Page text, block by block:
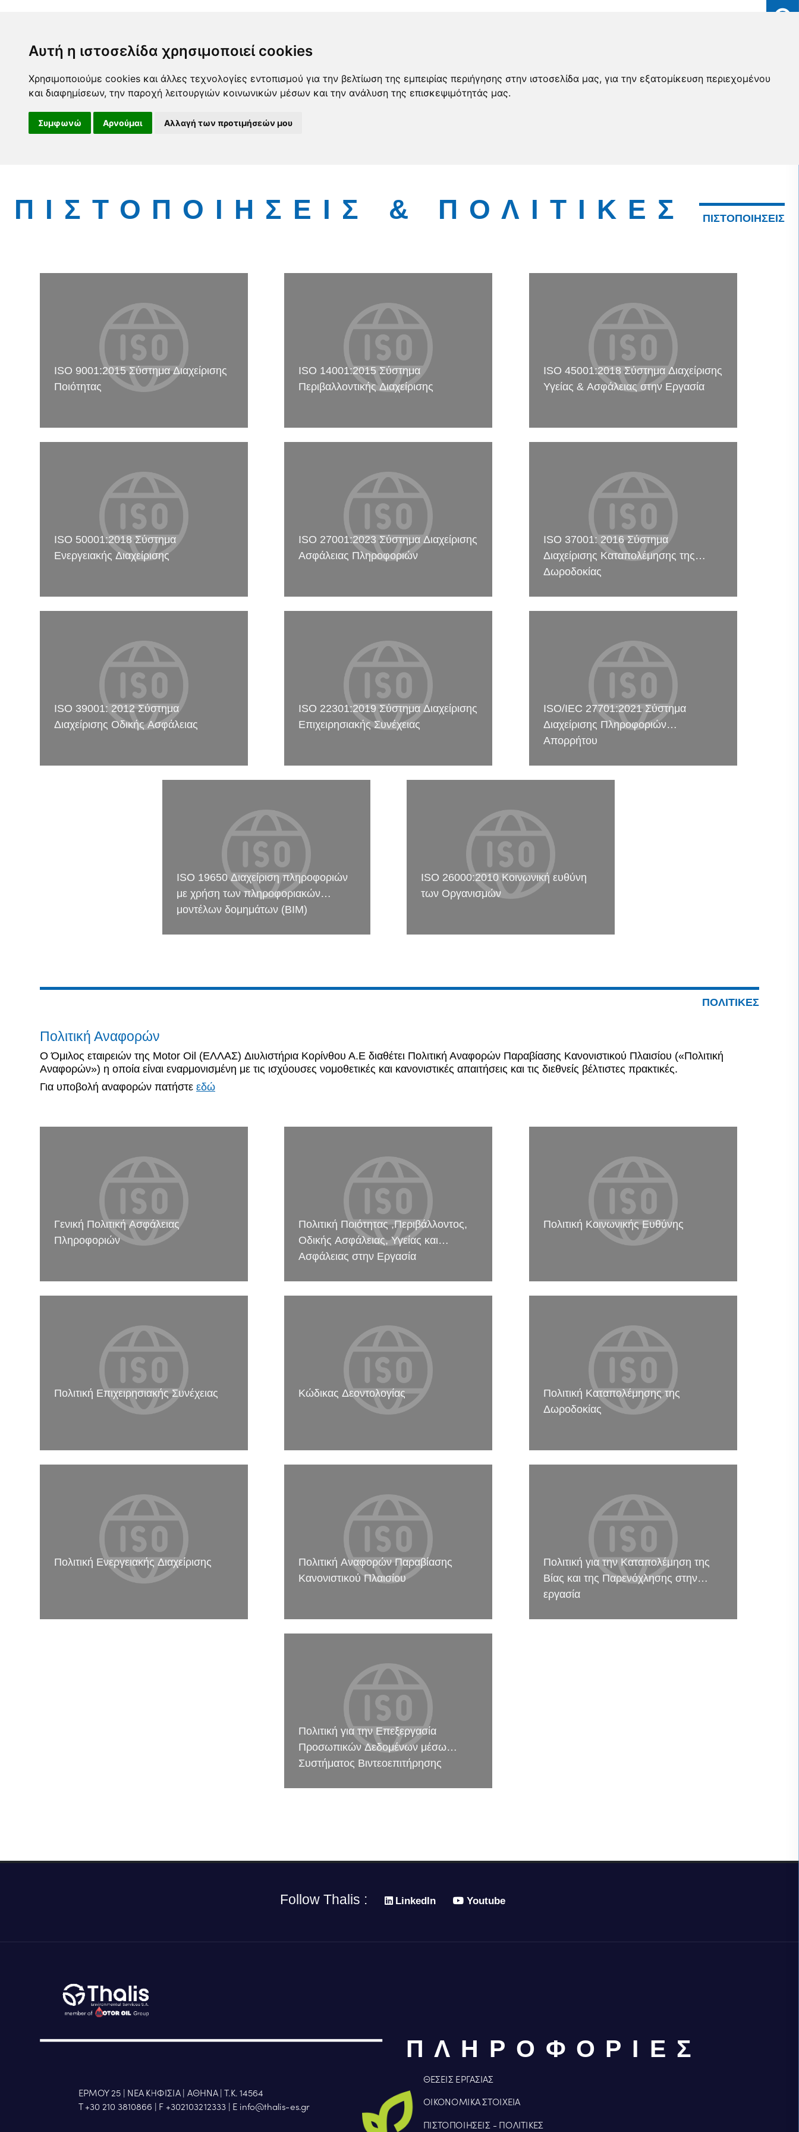
Αυτή η ιστοσελίδα χρησιμοποιεί cookies
Χρησιμοποιούμε cookies και άλλες τεχνολογίες εντοπισμού για την βελτίωση της εμπειρίας περιήγησης στην ιστοσελίδα μας, για την εξατομίκευση περιεχομένου
και διαφημίσεων, την παροχή λειτουργιών κοινωνικών μέσων και την ανάλυση της επισκεψιμότητάς μας.
Συμφωνώ Αρνούμαι Αλλαγή των προτιμήσεών μου
ΠΙΣΤΟΠΟΙΗΣΕΙΣ & ΠΟΛΙΤΙΚΕΣ ΠΙΣΤΟΠΟΙΗΣΕΙΣ
ISO 9001:2015 Σύστημα Διαχείρισης
Ποιότητας
ISO 14001:2015 Σύστημα
Περιβαλλοντικής Διαχείρισης
ISO 45001:2018 Σύστημα Διαχείρισης
Υγείας & Ασφάλειας στην Εργασία
ISO 50001:2018 Σύστημα
Ενεργειακής Διαχείρισης
ISO 27001:2023 Σύστημα Διαχείρισης
Ασφάλειας Πληροφοριών
ISO 37001: 2016 Σύστημα
Διαχείρισης Καταπολέμησης της
Δωροδοκίας
ISO 39001: 2012 Σύστημα
Διαχείρισης Οδικής Ασφάλειας
ISO 22301:2019 Σύστημα Διαχείρισης
Επιχειρησιακής Συνέχειας
ISO/IEC 27701:2021 Σύστημα
Διαχείρισης Πληροφοριών
Απορρήτου
ISO 19650 Διαχείριση πληροφοριών
με χρήση των πληροφοριακών
μοντέλων δομημάτων (ΒΙΜ)
ISO 26000:2010 Κοινωνική ευθύνη
των Οργανισμών
ΠΟΛΙΤΙΚΕΣ
Πολιτική Αναφορών
Ο Όμιλος εταιρειών της Motor Oil (ΕΛΛΑΣ) Διυλιστήρια Κορίνθου Α.Ε διαθέτει Πολιτική Αναφορών Παραβίασης Κανονιστικού Πλαισίου («Πολιτική
Αναφορών») η οποία είναι εναρμονισμένη με τις ισχύουσες νομοθετικές και κανονιστικές απαιτήσεις και τις διεθνείς βέλτιστες πρακτικές.
Για υποβολή αναφορών πατήστε εδώ
Γενική Πολιτική Ασφάλειας
Πληροφοριών
Πολιτική Ποιότητας ,Περιβάλλοντος,
Οδικής Ασφάλειας, Υγείας και
Ασφάλειας στην Εργασία
Πολιτική Κοινωνικής Ευθύνης
Πολιτική Επιχειρησιακής Συνέχειας Κώδικας Δεοντολογίας
Πολιτική Καταπολέμησης της
Δωροδοκίας
Πολιτική Ενεργειακής Διαχείρισης
Πολιτική Αναφορών Παραβίασης
Κανονιστικού Πλαισίου
Πολιτική για την Καταπολέμηση της
Βίας και της Παρενόχλησης στην
εργασία
Πολιτική για την Επεξεργασία
Προσωπικών Δεδομένων μέσω
Συστήματος Βιντεοεπιτήρησης
Follow Thalis : LinkedIn Youtube
ΕΡΜΟΥ 25 | ΝΕΑ ΚΗΦΙΣΙΑ | ΑΘΗΝΑ | Τ.Κ. 14564
Τ +30 210 3810866
F +302103212333 Ε info@thalis-es.gr
ΠΛΗΡΟΦΟΡΙΕΣ
ΘΕΣΕΙΣ ΕΡΓΑΣΙΑΣ
ΟΙΚΟΝΟΜΙΚΑ ΣΤΟΙΧΕΙΑ
ΠΙΣΤΟΠΟΙΗΣΕΙΣ - ΠΟΛΙΤΙΚΕΣ